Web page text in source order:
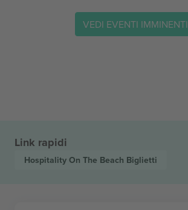
VEDI EVENTI IMMINENTI
Link rapidi
Hospitality On The Beach Biglietti